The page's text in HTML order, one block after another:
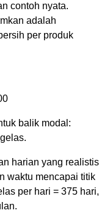
contoh nyata.
adalah
per produk
balik modal:
harian yang realistis
waktu mencapai titik
per hari = 375 hari,